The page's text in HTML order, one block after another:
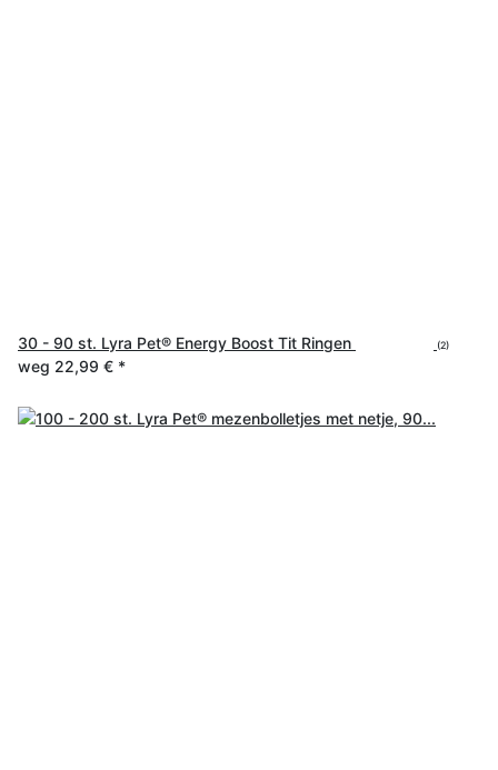
30 - 90 st. Lyra Pet® Energy Boost Tit Ringen (2)
weg 22,99 € *